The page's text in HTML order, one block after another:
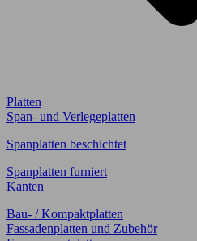
Platten
Span- und Verlegeplatten
Spanplatten beschichtet
Spanplatten furniert
Kanten
Bau- / Kompaktplatten
Fassadenplatten und Zubehör